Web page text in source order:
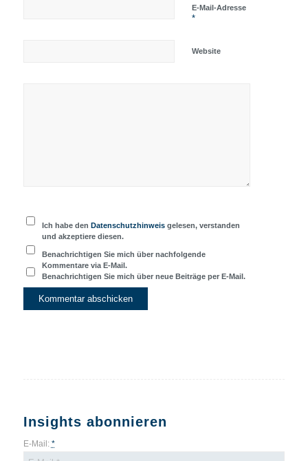
E-Mail-Adresse
*
Website
Ich habe den Datenschutzhinweis gelesen, verstanden
und akzeptiere diesen.
Benachrichtigen Sie mich über nachfolgende
Kommentare via E-Mail.
Benachrichtigen Sie mich über neue Beiträge per E-Mail.
Insights abonnieren
E-Mail: *